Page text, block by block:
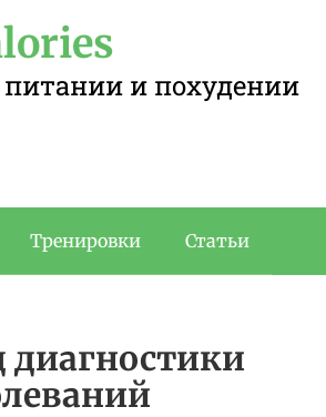
питании и похудении
Тренировки Статьи